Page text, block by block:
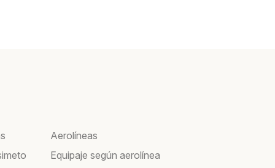
Aerolíneas
Equipaje según aerolínea